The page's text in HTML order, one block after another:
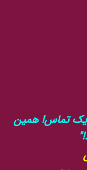
یک تماس! همین